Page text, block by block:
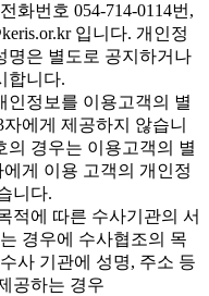
화번호 054-714-0114번,
입니다. 개인정
명은 별도로 공지하거나
합니다.
정보를 이용고객의 별
에게 제공하지 않습니
의 경우는 이용고객의 별
게 이용 고객의 개인정
니다.
적에 따른 수사기관의 서
경우에 수사협조의 목
사 기관에 성명, 주소 등
공하는 경우